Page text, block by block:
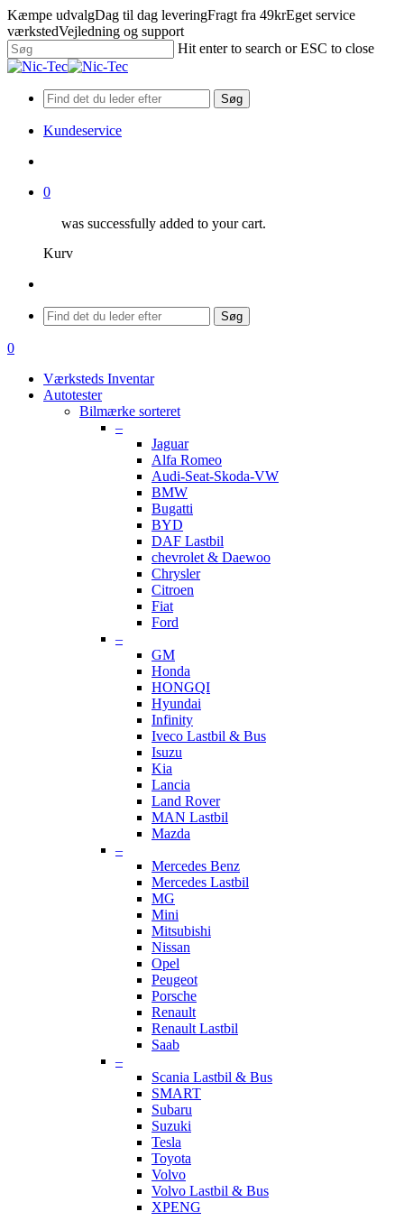
Skip
to
main
content
Kæmpe udvalgDag til dag leveringFragt fra 49krEget service
værkstedVejledning og support
Hit enter to search or ESC to close
Close
Søg
Kundeservice
0
was successfully added to your cart.
Kurv
Menu
Søg
search
0
Værksteds Inventar
Autotester
Bilmærke sorteret
–
Jaguar
Alfa Romeo
Audi-Seat-Skoda-VW
BMW
Bugatti
BYD
DAF Lastbil
chevrolet & Daewoo
Chrysler
Citroen
Fiat
Ford
–
GM
Honda
HONGQI
Hyundai
Infinity
Iveco Lastbil & Bus
Isuzu
Kia
Lancia
Land Rover
MAN Lastbil
Mazda
–
Mercedes Benz
Mercedes Lastbil
MG
Mini
Mitsubishi
Nissan
Opel
Peugeot
Porsche
Renault
Renault Lastbil
Saab
–
Scania Lastbil & Bus
SMART
Subaru
Suzuki
Tesla
Toyota
Volvo
Volvo Lastbil & Bus
XPENG